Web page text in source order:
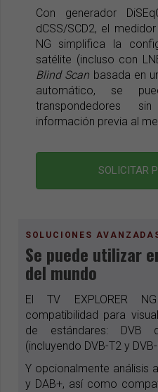
Con generador
dCSS/SCD2, el
NG simplifica la
satélite (incluso con
Blind Scan basada en
automático, se
transpondedores
información previa al
SOLICITAR
SOLUCIONES
Se puede utilizar
del mundo
El TV EXPLORER
compatibilidad para
de estándares: DVB
(incluyendo DVB-T2 y
Y opcionalmente análisis
y DAB+, así como